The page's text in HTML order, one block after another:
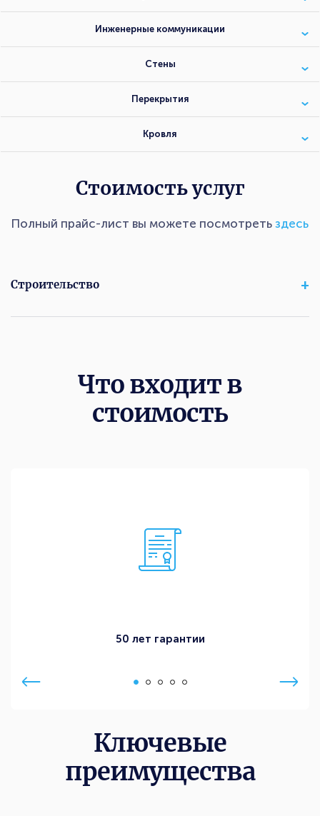
Инженерные коммуникации
Стены
Перекрытия
Кровля
Стоимость услуг
Полный прайс-лист вы можете посмотреть здесь
Строительство
Что входит в
стоимость
50 лет гарантии
Ключевые
преимущества